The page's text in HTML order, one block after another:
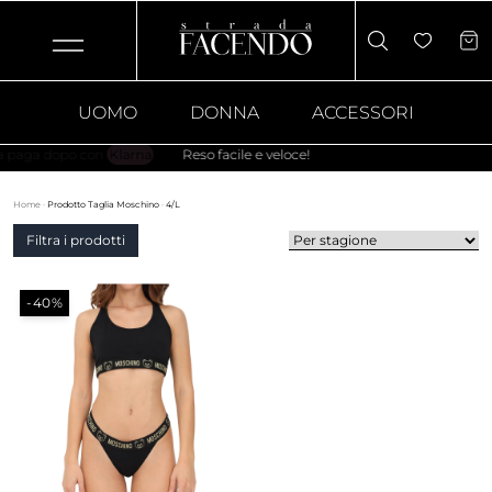
UOMO DONNA ACCESSORI
Reso facile e veloce!
Home · Prodotto Taglia Moschino · 4/L
Filtra i prodotti
-40%